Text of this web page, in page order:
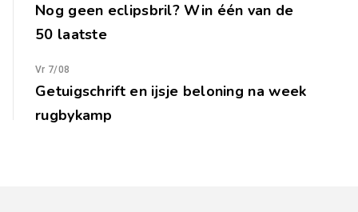
Nog geen eclipsbril? Win één van de
50 laatste
Vr 7/08
Getuigschrift en ijsje beloning na week
rugbykamp